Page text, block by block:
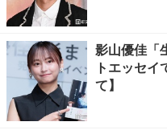
影山優佳「
トエッセ
て】